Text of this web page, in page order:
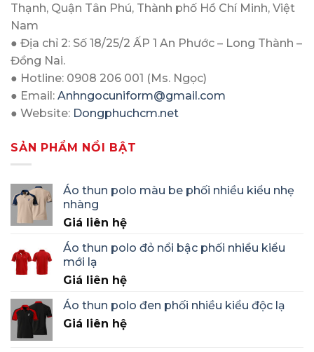
Thạnh, Quận Tân Phú, Thành phố Hồ Chí Minh, Việt
Nam
● Địa chỉ 2: Số 18/25/2 ẤP 1 An Phước – Long Thành –
Đồng Nai.
● Hotline: 0908 206 001 (Ms. Ngọc)
● Email: Anhngocuniform@gmail.com
● Website: Dongphuchcm.net
SẢN PHẨM NỔI BẬT
Áo thun polo màu be phối nhiều kiểu nhẹ
nhàng
Giá liên hệ
Áo thun polo đỏ nổi bậc phối nhiều kiểu
mới lạ
Giá liên hệ
Áo thun polo đen phối nhiều kiểu độc lạ
Giá liên hệ